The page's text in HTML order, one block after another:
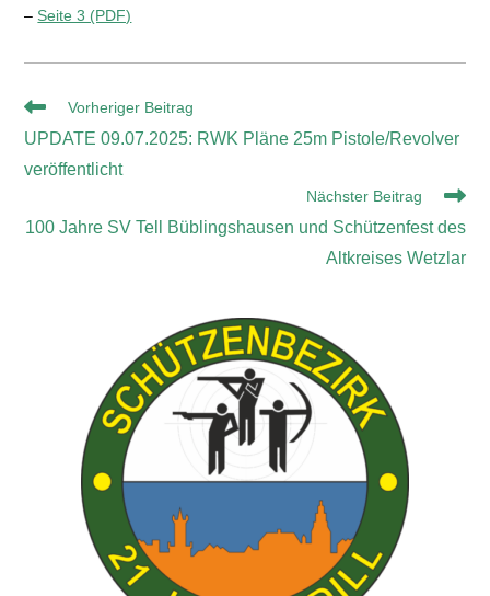
–Seite 3 (PDF)
Vorheriger Beitrag
UPDATE 09.07.2025: RWK Pläne 25m Pistole/Revolver
veröffentlicht
Nächster Beitrag
100 Jahre SV Tell Büblingshausen und Schützenfest des
Altkreises Wetzlar